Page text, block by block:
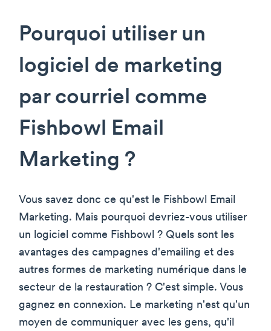
Pourquoi utiliser un
logiciel de marketing
par courriel comme
Fishbowl Email
Marketing ?
Vous savez donc ce qu'est le Fishbowl Email
Marketing. Mais pourquoi devriez-vous utiliser
un logiciel comme Fishbowl ? Quels sont les
avantages des campagnes d'emailing et des
autres formes de marketing numérique dans le
secteur de la restauration ? C'est simple. Vous
gagnez en connexion. Le marketing n'est qu'un
moyen de communiquer avec les gens, qu'il